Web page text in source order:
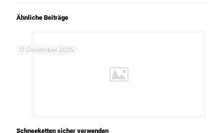
Ähnliche Beiträge
17. Dezember 2025
Schneeketten sicher verwenden